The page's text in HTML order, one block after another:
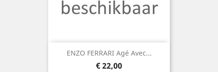
ENZO FERRARI Agé Avec...
Prijs
€ 22,00